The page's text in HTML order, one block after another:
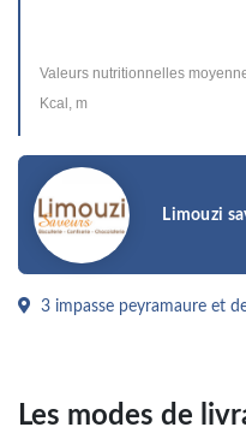
Valeurs nutritionnelles
Kcal, m
Limouzi
3 impasse peyramaure et
Les modes de